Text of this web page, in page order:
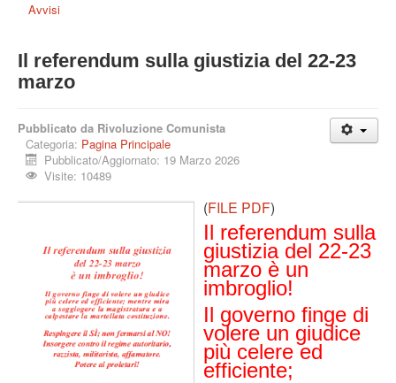
Avvisi
Il referendum sulla giustizia del 22-23
marzo
Pubblicato da Rivoluzione Comunista
Categoria: Pagina Principale
Pubblicato/Aggiornato: 19 Marzo 2026
Visite: 10489
(FILE PDF)
Il referendum sulla
giustizia del 22-23
marzo è un
imbroglio!
Il governo finge di
volere un giudice
più celere ed
efficiente;